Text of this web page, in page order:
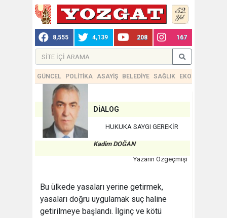
8,555 4,139 208 167
GÜNCEL POLİTİKA ASAYİŞ BELEDİYE SAĞLIK EKONOMİ
DİALOG
HUKUKA SAYGI GEREKİR
Kadim DOĞAN
Yazarın Özgeçmişi
Bu ülkede yasaları yerine getirmek,
yasaları doğru uygulamak suç haline
getirilmeye başlandı. İlginç ve kötü